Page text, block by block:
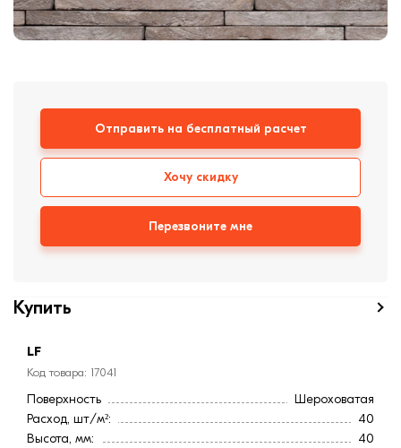
формовки
Клинкерная плитка
Отправить на бесплатный расчет
Хочу скидку
Перезвоните мне
Купить
LF
Код товара: 17041
Поверхность
Шероховатая
Расход, шт/м²:
40
Высота, мм:
40